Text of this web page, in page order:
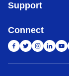
Support
Connect